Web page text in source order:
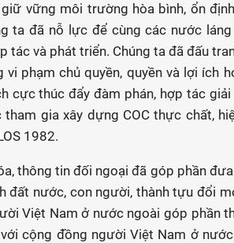
giữ vững môi trường hòa bình, ổn
ta đã nỗ lực để cùng các nước
tác và phát triển. Chúng ta đã đấu
phạm chủ quyền, quyền và lợi ích
cực thúc đẩy đàm phán, hợp tác
gia xây dựng COC thực chất,
1982.
thông tin đối ngoại đã góp phần
đất nước, con người, thành tựu đổi
Việt Nam ở nước ngoài góp phần
cộng đồng người Việt Nam ở